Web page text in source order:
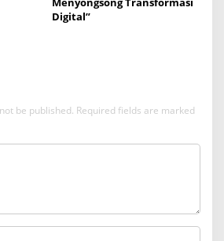
Digital”
be published. Required fields are marked